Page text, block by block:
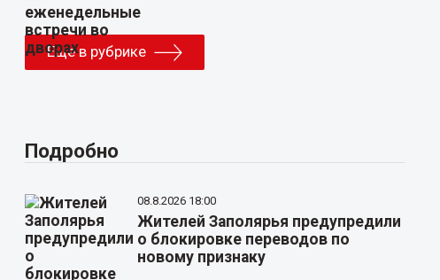
Еще в рубрике
Подробно
08.8.2026 18:00
Жителей Заполярья предупредили
о блокировке переводов по
новому признаку